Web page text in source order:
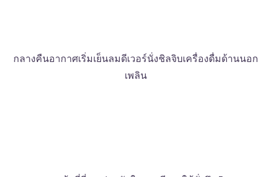
กลางคืนอากาศเริ่มเย็นลมดีเวอร์นั่งชิลจิบเครื่องดื่มด้านนอก
เพลิน